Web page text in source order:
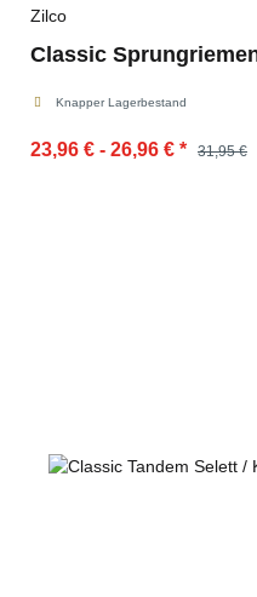
Zilco
Classic
Knapper Lagerbestand
23,96 € - 26,96 € * 31,95 €